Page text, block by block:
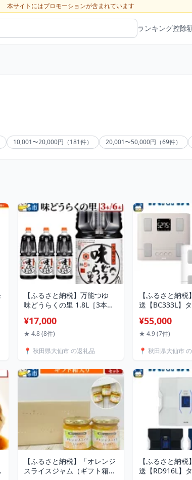
本サイトにはプロモーションが含まれています
ランキング控除
10,001〜20,000円（181件） 20,001〜50,000円（69件）
【ふるさと納税】万能つゆ
味どうらくの里 1.8L［3本／
¥17,000
★ 4.8 (8件)
📍 秋田県大仙市 の返礼品
【ふるさと納
送【BC333L】
イト】体重計
¥55,000
★ 4.9 (7件)
📍 秋田県大仙市
【ふるさと納税】「オレンジ
スライスジャム（ギフト箱
【ふるさと納
送【RD916L】